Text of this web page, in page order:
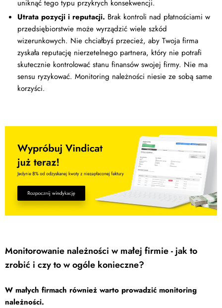
uniknąć tego typu przykrych konsekwencji.
Utrata pozycji i reputacji. Brak kontroli nad płatnościami w
przedsiębiorstwie może wyrządzić wiele szkód
wizerunkowych. Nie chciałbyś przecież, aby Twoja firma
zyskała reputację nierzetelnego partnera, który nie potrafi
skutecznie kontrolować stanu finansów swojej firmy. Nie ma
sensu ryzykować. Monitoring należności niesie ze sobą same
korzyści.
Monitorowanie należności w małej firmie - jak to
zrobić i czy to w ogóle konieczne?
W małych firmach również warto prowadzić monitoring
należności.